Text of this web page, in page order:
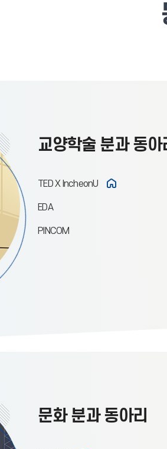
교양학술 분과 동아
TED X IncheonU
EDA
PINCOM
문화 분과 동아리